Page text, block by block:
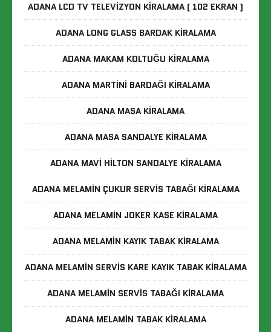
ADANA LCD TV TELEVIZYON KIRALAMA ( 102 EKRAN )
ADANA LONG GLASS BARDAK KIRALAMA
ADANA MAKAM KOLTUĞU KIRALAMA
ADANA MARTINI BARDAĞI KIRALAMA
ADANA MASA KIRALAMA
ADANA MASA SANDALYE KIRALAMA
ADANA MAVI HILTON SANDALYE KIRALAMA
ADANA MELAMIN ÇUKUR SERVIS TABAĞI KIRALAMA
ADANA MELAMIN JOKER KASE KIRALAMA
ADANA MELAMIN KAYIK TABAK KIRALAMA
ADANA MELAMIN SERVIS KARE KAYIK TABAK KIRALAMA
ADANA MELAMIN SERVIS TABAĞI KIRALAMA
ADANA MELAMIN TABAK KIRALAMA